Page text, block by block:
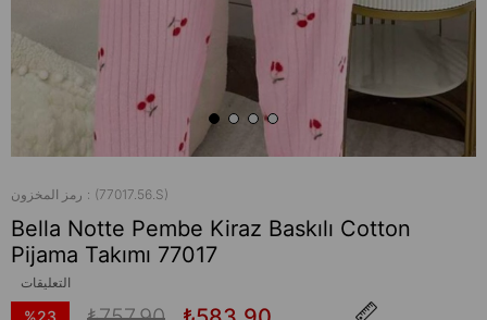
رمز المخزون (77017.56.S)
Bella Notte Pembe Kiraz Baskılı Cotton
Pijama Takımı 77017
التعليقات
%23